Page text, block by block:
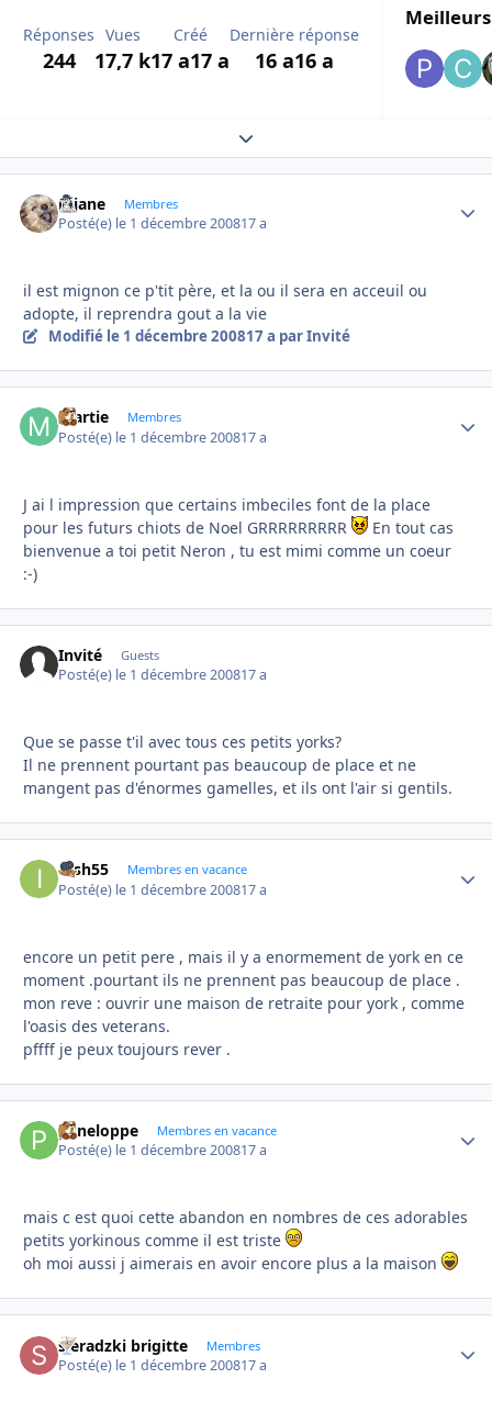
Réponses
244
Vues
17,7 k
Créé
17 a17 a
Dernière réponse
16 a16 a
Expand topic overview
réjane Membres
Posté(e) le 1 décembre 200817 a
il est mignon ce p'tit père, et la ou il sera en acceuil ou
adopte, il reprendra gout a la vie
Modifié le 1 décembre 200817 a par Invité
martie Membres
Posté(e) le 1 décembre 200817 a
J ai l impression que certains imbeciles font de la place
pour les futurs chiots de Noel GRRRRRRRRR
En tout cas
bienvenue a toi petit Neron , tu est mimi comme un coeur
:-)
Invité Guests
Posté(e) le 1 décembre 200817 a
Que se passe t'il avec tous ces petits yorks?
Il ne prennent pourtant pas beaucoup de place et ne
mangent pas d'énormes gamelles, et ils ont l'air si gentils.
irish55 Membres en vacance
Posté(e) le 1 décembre 200817 a
encore un petit pere , mais il y a enormement de york en ce
moment .pourtant ils ne prennent pas beaucoup de place .
mon reve : ouvrir une maison de retraite pour york , comme
l'oasis des veterans.
pffff je peux toujours rever .
peneloppe Membres en vacance
Posté(e) le 1 décembre 200817 a
mais c est quoi cette abandon en nombres de ces adorables
petits yorkinous comme il est triste
oh moi aussi j aimerais en avoir encore plus a la maison
sieradzki brigitte Membres
Posté(e) le 1 décembre 200817 a